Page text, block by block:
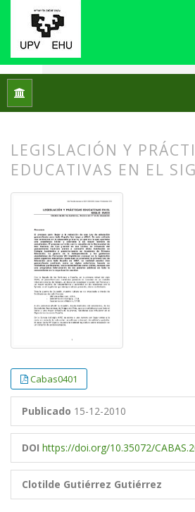
Inicio
LEGISLACIÓN Y
EDUCATIVAS EN EL
Cabas0401
Publicado 15-12-2010
DOI https://doi.org/10.35072/
Clotilde Gutiérrez Gutiérrez